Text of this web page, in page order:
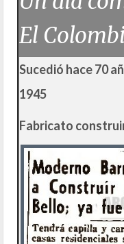
El
Sucedió hace 70
1945
Fabricato